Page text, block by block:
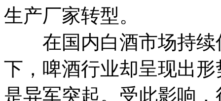
生产厂家转型。
在国内白酒市场持续
下，啤酒行业却呈现出
是异军突起。受此影响